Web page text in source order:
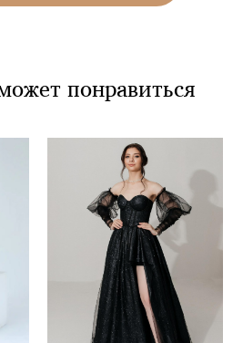
понравиться